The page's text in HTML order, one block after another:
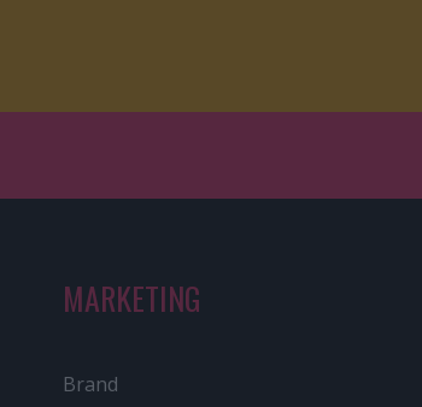
MARKETING
Brand